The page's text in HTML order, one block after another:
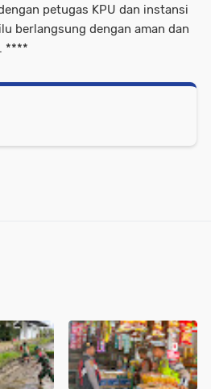
petugas KPU dan instansi
berlangsung dengan aman dan
****